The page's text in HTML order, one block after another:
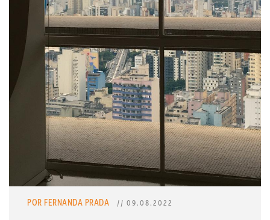
POR FERNANDA PRADA // 09.08.2022